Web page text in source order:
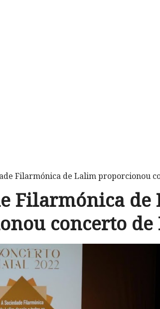
Filarmónica de Lalim proporcionou
Filarmónica
concerto de